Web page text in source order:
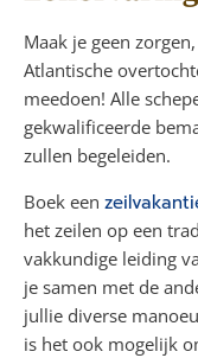
Maak je geen
Atlantische
meedoen! Alle
gekwalificeerde
zullen begeleiden.
Boek een
het zeilen op een
vakkundige leiding
je samen met de
jullie diverse
is het ook mogelijk